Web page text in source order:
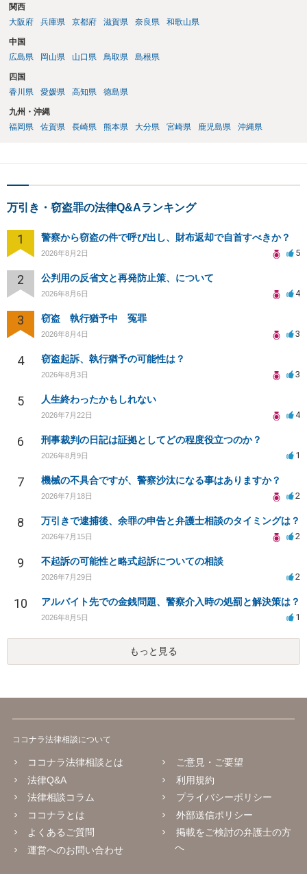
関西
大阪府
兵庫県 京都府 滋賀県 奈良県 和歌山県
中国
広島県
岡山県 山口県 鳥取県 島根県
四国
香川県
愛媛県 高知県 徳島県
九州・沖縄
福岡県
佐賀県 長崎県 熊本県 大分県 宮崎県 鹿児島県 沖縄県
万引き・窃盗罪の法律Q&Aランキング
1 警察から窃盗の件で呼び出し、財布返却で自首すべきか？
2026年8月2日 5
2 公判用の反省文と再発防止策、について
2026年8月6日 4
3 窃盗 執行猶予中 冤罪
2026年8月4日 3
4 窃盗起訴、執行猶予の可能性は？
2026年8月3日 3
5 人生終わったかもしれない
2026年7月22日 4
6 刑事裁判の日記は証拠としてどの程度役立つのか？
2026年8月9日 1
7 機械の不具合ですが、警察沙汰になる事はありますか？
2026年7月18日 2
8 万引きで逮捕後、余罪の申告と弁護士相談のタイミングは？
2026年7月15日 2
9 不起訴の可能性と略式起訴についての相談
2026年7月29日 2
10 アルバイト先での金銭問題、警察介入時の処罰と解決策は？
2026年8月5日 1
もっと見る
ココナラ法律相談について
ココナラ法律相談とは
法律Q&A
法律相談コラム
ココナラとは
よくあるご質問
運営へのお問い合わせ
ご意見・ご要望
利用規約
プライバシーポリシー
外部送信ポリシー
掲載をご検討の弁護士の方
へ